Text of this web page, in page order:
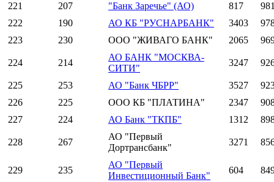
221
207 "Банк Заречье" (АО) 817
222
190 АО КБ "РУСНАРБАНК" 3403
223
230 ООО "ЖИВАГО БАНК" 2065
224 214
АО БАНК "МОСКВА-
СИТИ"
3247
225 253 АО "Банк ЧБРР" 3527
226
225 ООО КБ "ПЛАТИНА" 2347
227
224 АО Банк "ТКПБ" 1312
228 267
АО "Первый
Дортрансбанк"
3271
229 235
АО "Первый
Инвестиционный Банк"
604